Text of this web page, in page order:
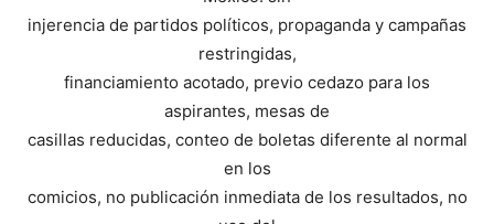
injerencia de partidos políticos, propaganda y campañas
restringidas,
financiamiento acotado, previo cedazo para los
aspirantes, mesas de
casillas reducidas, conteo de boletas diferente al normal
en los
comicios, no publicación inmediata de los resultados, no